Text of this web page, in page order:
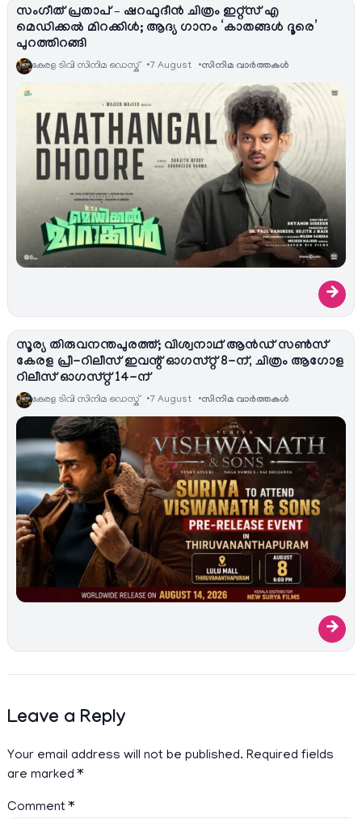
സംഗീത് പ്രതാപ് – ഷറഫുദീൻ ചിത്രം ഇറ്റ്സ് എ
മെഡിക്കൽ മിറക്കിൾ; ആദ്യ ഗാനം ‘കാതങ്ങൾ ദൂരെ’
പുറത്തിറങ്ങി
കേരള ടിവി സിനിമ ഡെസ്ക് 7 August സിനിമ വാര്‍ത്തകള്‍
→
സൂര്യ തിരുവനന്തപുരത്ത്; വിശ്വനാഥ് ആൻഡ് സൺസ്
കേരള പ്രീ-റിലീസ് ഇവന്റ് ഓഗസ്റ്റ് 8-ന്, ചിത്രം ആഗോള
റിലീസ് ഓഗസ്റ്റ് 14-ന്
കേരള ടിവി സിനിമ ഡെസ്ക് 7 August സിനിമ വാര്‍ത്തകള്‍
→
Leave a Reply
Your email address will not be published. Required fields
are marked*
Comment*